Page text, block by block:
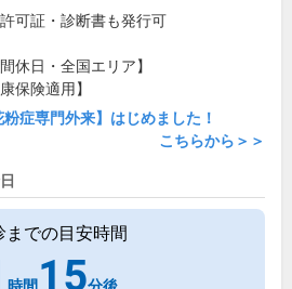
可証・診断書も発行可
間休日・全国エリア】
康保険適用】
粉症専門外来】はじめました！
こちらから＞＞
までの目安時間
15